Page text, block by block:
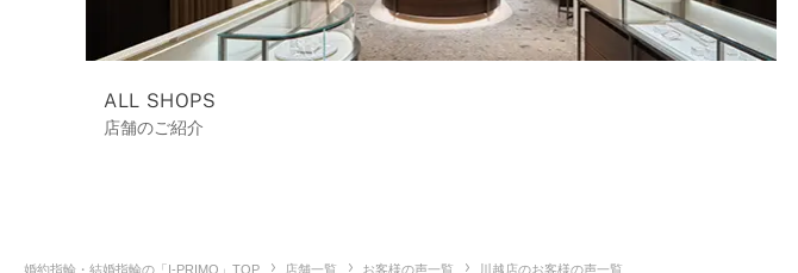
ALL SHOPS
店舗のご紹介
婚約指輪・結婚指輪の「I-PRIMO」TOP 店舗一覧 お客様の声一覧
川越店のお客様の声一覧